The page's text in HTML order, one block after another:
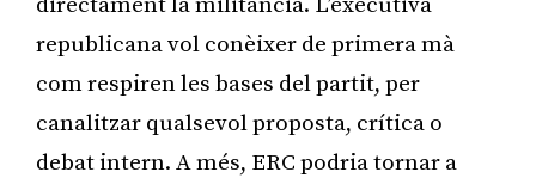
republicana vol conèixer de primera mà
com respiren les bases del partit, per
canalitzar qualsevol proposta, crítica o
debat intern. A més, ERC podria tornar a